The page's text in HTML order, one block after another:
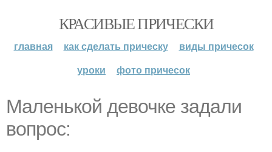
КРАСИВЫЕ ПРИЧЕСКИ
главная как сделать прическу
виды причесок
уроки
фото причесок
Маленькой девочке задали
вопрос: